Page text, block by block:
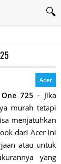
Acer
725 – Jika
murah tetapi
menjatuhkan
dari Acer ini
atau untuk
yang